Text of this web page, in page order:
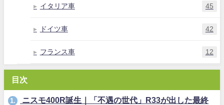
イタリア車 45
ドイツ車 42
フランス車 12
目次
1.
ニスモ400R誕生｜「不遇の世代」R33が出した最終